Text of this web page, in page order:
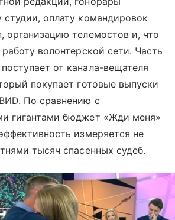
оплату командировок
организацию телемостов и, что
волонтерской сети. Часть
от канала-вещателя
покупает готовые выпуски
По сравнению с
гигантами бюджет «Жди меня»
измеряется не
тысяч спасенных судеб.